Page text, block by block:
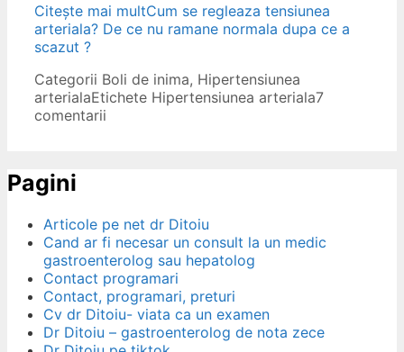
Citește mai multCum se regleaza tensiunea
arteriala? De ce nu ramane normala dupa ce a
scazut ?
Categorii Boli de inima, Hipertensiunea
arterialaEtichete Hipertensiunea arteriala7
comentarii
Pagini
Articole pe net dr Ditoiu
Cand ar fi necesar un consult la un medic
gastroenterolog sau hepatolog
Contact programari
Contact, programari, preturi
Cv dr Ditoiu- viata ca un examen
Dr Ditoiu – gastroenterolog de nota zece